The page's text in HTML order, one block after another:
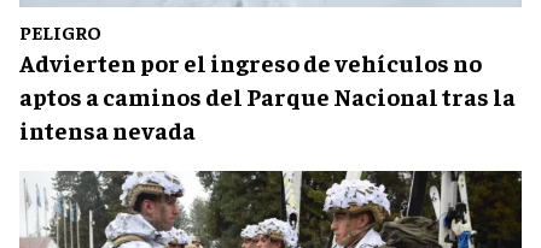
PELIGRO
Advierten por el ingreso de vehículos no
aptos a caminos del Parque Nacional tras la
intensa nevada